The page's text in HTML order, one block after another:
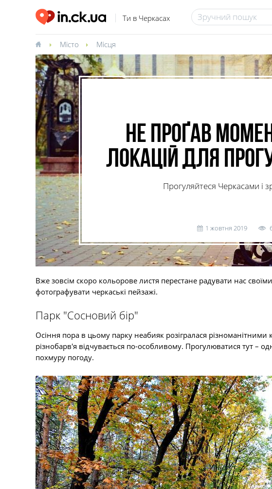
Ти в Черкасах
Місто Місця
Не проґав
локацій для
Прогуляйтеся Черкасами і
1 жовтня 2019
Вже зовсім скоро кольорове листя перестане радувати нас
фотографувати черкаські пейзажі.
Парк "Сосновий бір"
Осіння пора в цьому парку неабияк розігралася різноманітними
різнобарв'я відчувається по-особливому. Прогулюватися тут –
похмуру погоду.